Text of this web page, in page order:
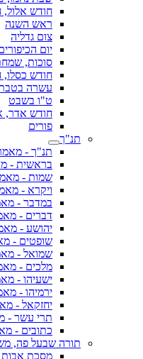
חודש אלול,
ראש השנה
צום גדליה
יום
סוכות,
חודש כסלו,
עשרה
ט"ו בשבט
חודש אדר,
פורים
תנ"ך
תנ"ך -
בראשית -
שמות -
ויקרא -
במדבר -
דברים -
יהושע -
שופטים -
שמואל -
מלכים -
ישעיהו -
ירמיהו -
יחזקאל -
תרי עשר -
כתובים -
תורה שבעל פה,
מסכת אבות